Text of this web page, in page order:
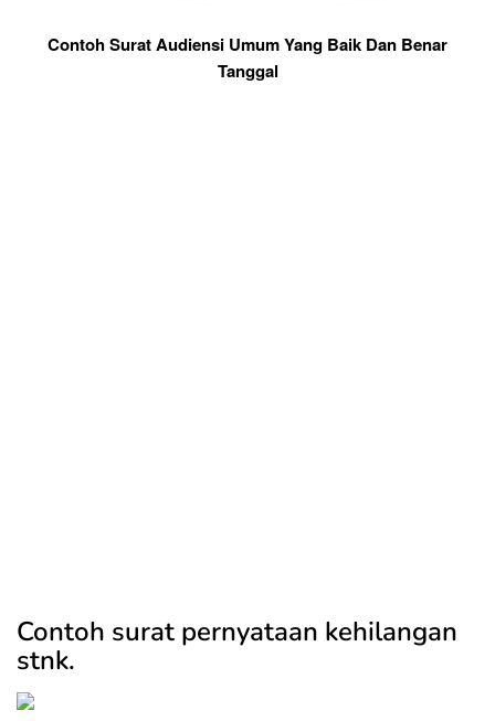
Contoh Surat Audiensi Umum Yang Baik Dan Benar
Tanggal
Contoh surat pernyataan kehilangan
stnk.